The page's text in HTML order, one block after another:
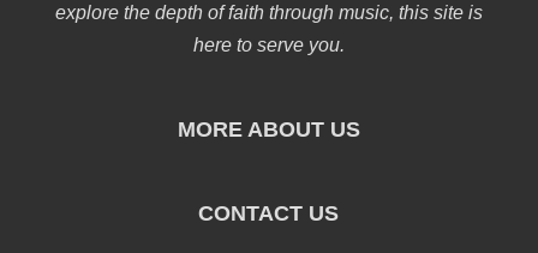
explore the depth of faith through music, this site is
here to serve you.
MORE ABOUT US
CONTACT US